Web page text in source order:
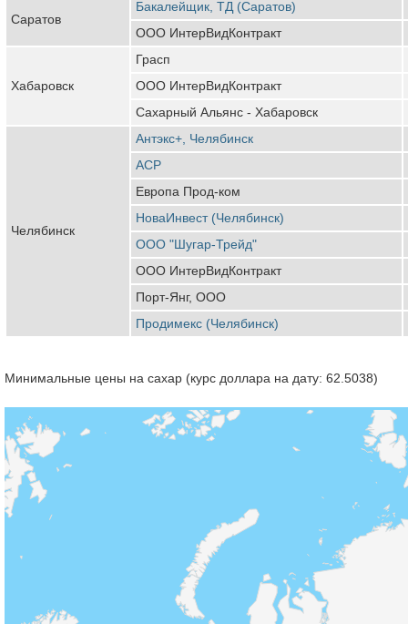
Саратов
Бакалейщик, ТД (Саратов)
ООО ИнтерВидКонтракт
Хабаровск
Грасп
ООО ИнтерВидКонтракт
Сахарный Альянс - Хабаровск
Челябинск
Антэкс+, Челябинск
АСР
Европа Прод-ком
НоваИнвест (Челябинск)
ООО "Шугар-Трейд"
ООО ИнтерВидКонтракт
Порт-Янг, ООО
Продимекс (Челябинск)
Минимальные цены на сахар (курс доллара на дату: 62.5038)